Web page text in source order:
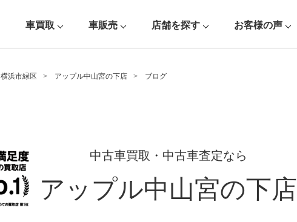
車買取 車販売 店舗を探す お客様の声
横浜市緑区 アップル中山宮の下店 ブログ
中古車買取・中古車査定なら
アップル中山宮の下店